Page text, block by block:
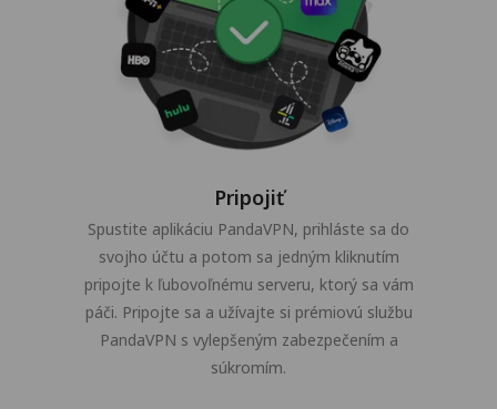
Pripojiť
Spustite aplikáciu PandaVPN, prihláste sa do
svojho účtu a potom sa jedným kliknutím
pripojte k ľubovoľnému serveru, ktorý sa vám
páči. Pripojte sa a užívajte si prémiovú službu
PandaVPN s vylepšeným zabezpečením a
súkromím.